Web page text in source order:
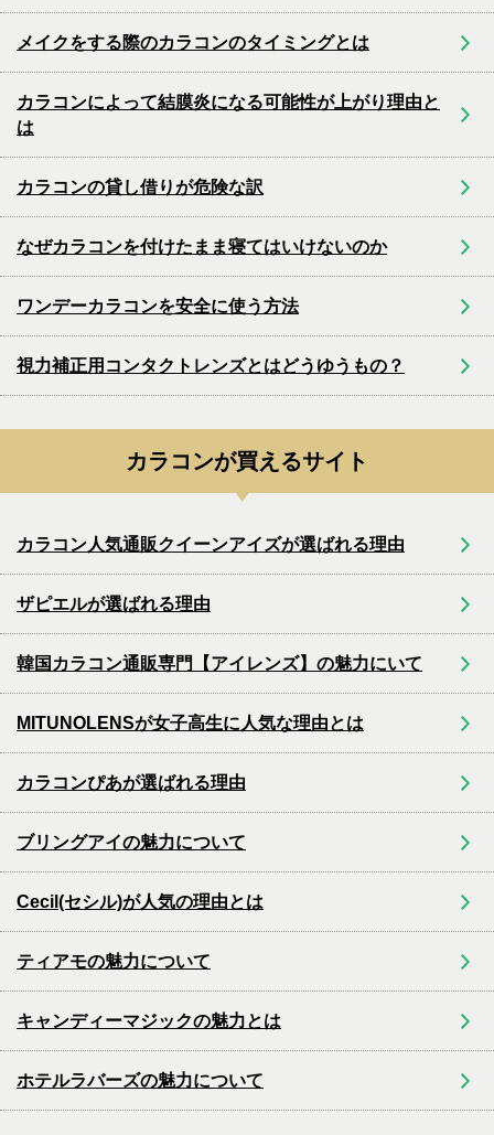
メイクをする際のカラコンのタイミングとは
カラコンによって結膜炎になる可能性が上がり理由と
は
カラコンの貸し借りが危険な訳
なぜカラコンを付けたまま寝てはいけないのか
ワンデーカラコンを安全に使う方法
視力補正用コンタクトレンズとはどうゆうもの？
カラコンが買えるサイト
カラコン人気通販クイーンアイズが選ばれる理由
ザピエルが選ばれる理由
韓国カラコン通販専門【アイレンズ】の魅力にいて
MITUNOLENSが女子高生に人気な理由とは
カラコンぴあが選ばれる理由
ブリングアイの魅力について
Cecil(セシル)が人気の理由とは
ティアモの魅力について
キャンディーマジックの魅力とは
ホテルラバーズの魅力について